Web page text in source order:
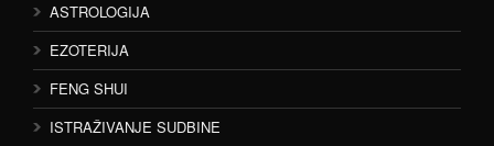
ASTROLOGIJA
EZOTERIJA
FENG SHUI
ISTRAŽIVANJE SUDBINE